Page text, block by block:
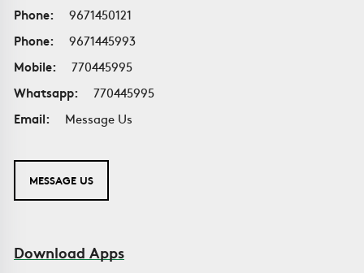
Phone:
9671450121
Phone:
9671445993
Mobile:
770445995
Whatsapp:
770445995
Email:
Message Us
MESSAGE US
Download Apps